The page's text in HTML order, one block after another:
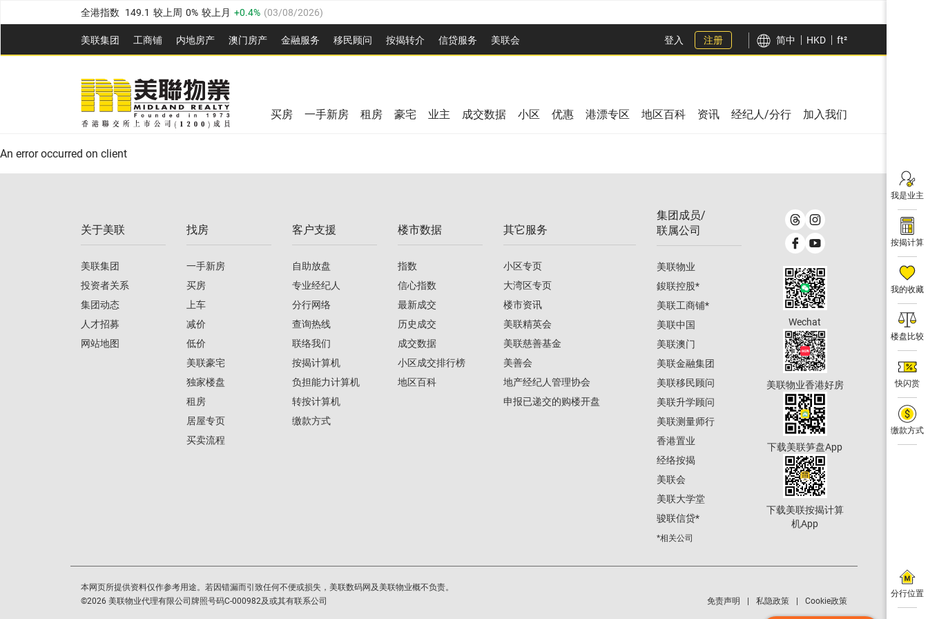
全港指数 149.1 较上周 0% 较上月 0.4% (03/08/2026)
港岛指数 157.4 较上周 -0.3% 较上月 -0.8% 03/08/2026
九龙指数 156.4 较上周 -0.1% 较上月 0.3% (03/08/2026)
新界指数 134.8 较上周 0.1% 较上月
美联信心指数 77.1 较上周 0.7% 较上月 03/08/2026
美联集团 工商铺 内地房产 澳⻔房产 金融服务 移民顾问 按揭转介 信贷服务 美联会
全港指数 149.1 较上周 0% 较上月
美联信心指数 较上周 0.7% 03/08/2026
登入 注册 简中 HKD ft²
我是业主
按揭计算
我的收藏
楼盘比较
快闪赏
缴款方式
分行位置
买房 一手新房 租房 豪宅 业主 成交数据 小区 优惠 港漂专区 地区百科 资讯 经纪人/分行 加入我们
An error occurred on client
关于美联
美联集团
投资者关系
集团动态
人才招募
网站地图
找房
一手新房
买房
上车
减价
低价
美联豪宅
独家楼盘
租房
居屋专页
买卖流程
客户支援
自助放盘
专业经纪人
分行网络
查询热线
联络我们
按揭计算机
负担能力计算机
转按计算机
缴款方式
楼市数据
指数
信心指数
最新成交
历史成交
成交数据
小区成交排行榜
地区百科
其它服务
小区专页
大湾区专页
楼市资讯
美联精英会
美联慈善基金
美善会
地产经纪人管理协会
申报已递交的购楼开盘
集团成员/
联属公司
美联物业
鋑联控股*
美联工商铺*
美联中国
美联澳门
美联金融集团
美联移民顾问
美联升学顾问
美联测量师行
香港置业
经络按揭
美联会
美联大学堂
骏联信贷*
*相关公司
Wechat
美联物业香港好房
下载美联笋盘App
下载美联按揭计算
机App
本网页所提供资料仅作参考用途。若因错漏而引致任何不便或损失，美联数码网及美联物业概不负责。
©2026 美联物业代理有限公司牌照号码C-000982及或其有联系公司 免责声明 私隐政策 Cookie政策